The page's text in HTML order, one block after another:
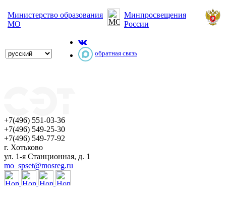
Министерство образования
МО
Минпросвещения
России
обратная связь
+7(496) 551-03-36
+7(496) 549-25-30
+7(496) 549-77-92
г. Хотьково
ул. 1-я Станционная, д. 1
mo_spset@mosreg.ru